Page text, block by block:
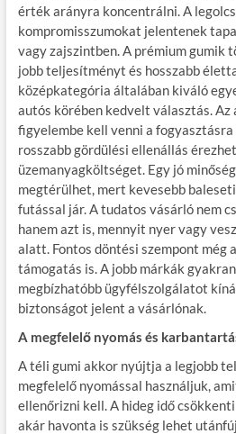
érték arányra koncentrálni. A
kompromisszumokat jelentenek
vagy zajszintben. A prémium gumik
jobb teljesítményt és hosszabb
középkategória általában kiváló
autós körében kedvelt választás.
figyelembe kell venni a
rosszabb gördülési ellenállás
üzemanyagköltséget. Egy jó
megtérülhet, mert kevesebb
futással jár. A tudatos vásárló nem
hanem azt is, mennyit nyer vagy
alatt. Fontos döntési szempont még
támogatás is. A jobb márkák
megbízhatóbb ügyfélszolgálatot
biztonságot jelent a vásárlónak.
A megfelelő nyomás és
A téli gumi akkor nyújtja a legjobb
megfelelő nyomással használjuk,
ellenőrizni kell. A hideg idő
akár havonta is szükség lehet